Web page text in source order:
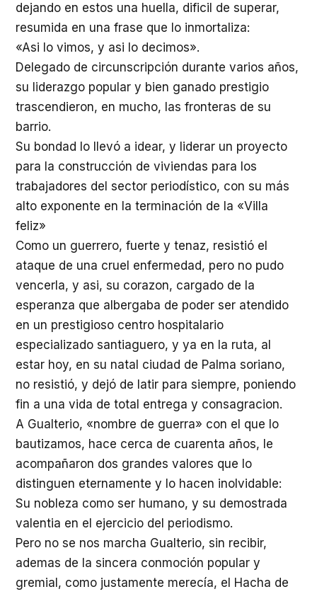
dejando en estos una huella, dificil de superar,
resumida en una frase que lo inmortaliza:
«Asi lo vimos, y asi lo decimos».
Delegado de circunscripción durante varios años,
su liderazgo popular y bien ganado prestigio
trascendieron, en mucho, las fronteras de su
barrio.
Su bondad lo llevó a idear, y liderar un proyecto
para la construcción de viviendas para los
trabajadores del sector periodístico, con su más
alto exponente en la terminación de la «Villa
feliz»
Como un guerrero, fuerte y tenaz, resistió el
ataque de una cruel enfermedad, pero no pudo
vencerla, y asi, su corazon, cargado de la
esperanza que albergaba de poder ser atendido
en un prestigioso centro hospitalario
especializado santiaguero, y ya en la ruta, al
estar hoy, en su natal ciudad de Palma soriano,
no resistió, y dejó de latir para siempre, poniendo
fin a una vida de total entrega y consagracion.
A Gualterio, «nombre de guerra» con el que lo
bautizamos, hace cerca de cuarenta años, le
acompañaron dos grandes valores que lo
distinguen eternamente y lo hacen inolvidable:
Su nobleza como ser humano, y su demostrada
valentia en el ejercicio del periodismo.
Pero no se nos marcha Gualterio, sin recibir,
ademas de la sincera conmoción popular y
gremial, como justamente merecía, el Hacha de